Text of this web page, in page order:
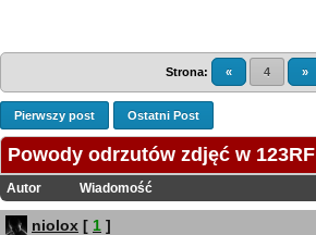
Strona: « 4 »
Pierwszy post Ostatni Post
Powody odrzutów zdjęć w 123RF
Autor Wiadomość
niolox [ 1 ]